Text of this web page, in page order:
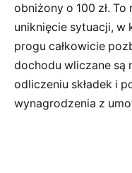
obniżony o 100 zł.
uniknięcie sytuacji, w
progu całkowicie
dochodu wliczane są
odliczeniu składek i
wynagrodzenia z